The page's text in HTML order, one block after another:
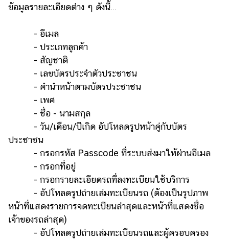
ข้อมูลรายละเอียดต่าง ๆ ดังนี้…
- อีเมล
- ประเภทลูกค้า
- สัญชาติ
- เลขบัตรประจำตัวประชาชน
- คำนำหน้าตามบัตรประชาชน
- เพศ
- ชื่อ - นามสกุล
- วัน/เดือน/ปีเกิด อัปโหลดรูปหน้าคู่กับบัตร
ประชาชน
- กรอกรหัส Passcode ที่ระบบส่งมาให้ผ่านอีเมล
- กรอกที่อยู่
- กรอกรายละเอียดรถที่ลงทะเบียนใช้บริการ
- อัปโหลดรูปถ่ายเล่มทะเบียนรถ (ต้องเป็นรูปภาพ
หน้าที่แสดงรายการจดทะเบียนล่าสุดและหน้าที่แสดงชื่อ
เจ้าของรถล่าสุด)
- อัปโหลดรูปถ่ายเล่มทะเบียนรถและผู้ครอบครอง